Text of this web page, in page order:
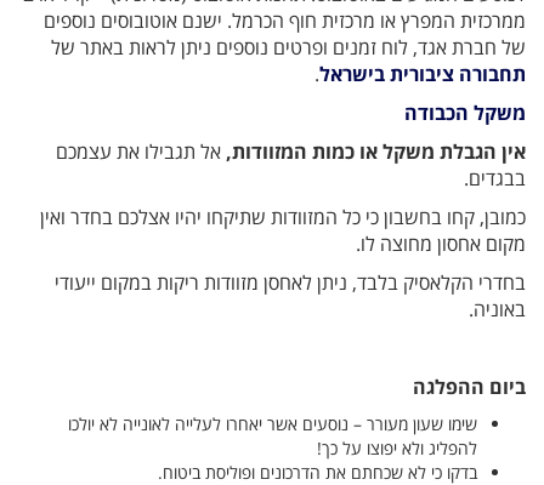
ממרכזית המפרץ או מרכזית חוף הכרמל. ישנם אוטובוסים נוספים
של חברת אגד, לוח זמנים ופרטים נוספים ניתן לראות באתר של
תחבורה ציבורית בישראל.
משקל הכבודה
אין הגבלת משקל או כמות המזוודות, אל תגבילו את עצמכם
בבגדים.
כמובן, קחו בחשבון כי כל המזוודות שתיקחו יהיו אצלכם בחדר ואין
מקום אחסון מחוצה לו.
בחדרי הקלאסיק בלבד, ניתן לאחסן מזוודות ריקות במקום ייעודי
באוניה.
ביום ההפלגה
שימו שעון מעורר – נוסעים אשר יאחרו לעלייה לאונייה לא יולכו
להפליג ולא יפוצו על כך!
בדקו כי לא שכחתם את הדרכונים ופוליסת ביטוח.